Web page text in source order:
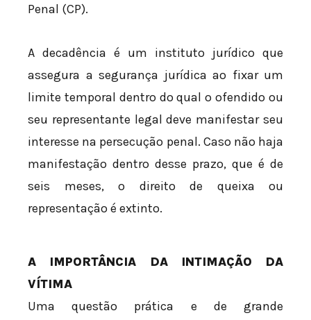
Penal (CP).
A decadência é um instituto jurídico que
assegura a segurança jurídica ao fixar um
limite temporal dentro do qual o ofendido ou
seu representante legal deve manifestar seu
interesse na persecução penal. Caso não haja
manifestação dentro desse prazo, que é de
seis meses, o direito de queixa ou
representação é extinto.
A IMPORTÂNCIA DA INTIMAÇÃO DA
VÍTIMA
Uma questão prática e de grande